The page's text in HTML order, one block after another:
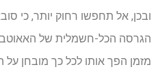
ובכן, אל תחפשו רחוק יותר, כי
הגרסה הכל-חשמלית של
מזמן הפך אותו לכל כך מובחן